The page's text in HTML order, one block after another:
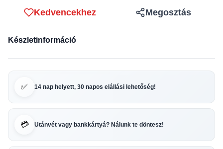
Kedvencekhez Megosztás
Készletinformáció
✅ 14 nap helyett, 30 napos elállási lehetőség!
💳 Utánvét vagy bankkártyá? Nálunk te döntesz!